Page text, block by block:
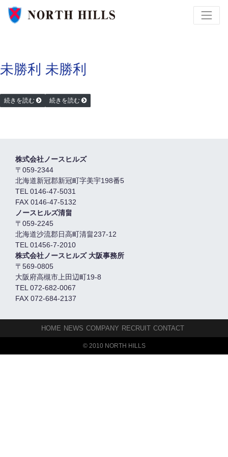
未勝利
続きを読む
未勝利
続きを読む
株式会社ノースヒルズ
〒059-2344
北海道新冠郡新冠町字美宇198番5
TEL 0146-47-5031
FAX 0146-47-5132
ノースヒルズ清畠
〒059-2245
北海道沙流郡日高町清畠237-12
TEL 01456-7-2010
株式会社ノースヒルズ 大阪事務所
〒569-0805
大阪府高槻市上田辺町19-8
TEL 072-682-0067
FAX 072-684-2137
HOME NEWS COMPANY RECRUIT CONTACT
© 2010 NORTH HILLS